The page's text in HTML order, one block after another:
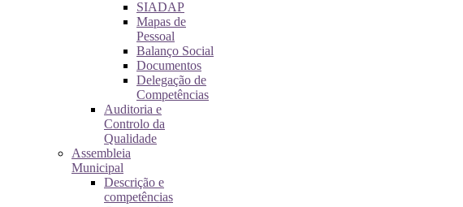
SIADAP
Mapas de
Pessoal
Balanço Social
Documentos
Delegação de
Competências
Auditoria e
Controlo da
Qualidade
Assembleia
Municipal
Descrição e
competências